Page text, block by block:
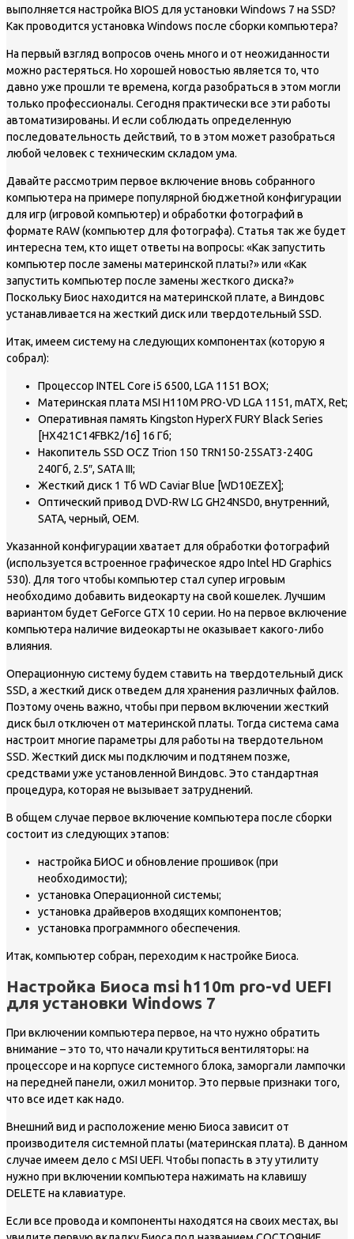
выполняется настройка BIOS для установки Windows 7 на SSD?
Как проводится установка Windows после сборки компьютера?
На первый взгляд вопросов очень много и от неожиданности
можно растеряться. Но хорошей новостью является то, что
давно уже прошли те времена, когда разобраться в этом могли
только профессионалы. Сегодня практически все эти работы
автоматизированы. И если соблюдать определенную
последовательность действий, то в этом может разобраться
любой человек с техническим складом ума.
Давайте рассмотрим первое включение вновь собранного
компьютера на примере популярной бюджетной конфигурации
для игр (игровой компьютер) и обработки фотографий в
формате RAW (компьютер для фотографа). Статья так же будет
интересна тем, кто ищет ответы на вопросы: «Как запустить
компьютер после замены материнской платы?» или «Как
запустить компьютер после замены жесткого диска?»
Поскольку Биос находится на материнской плате, а Виндовс
устанавливается на жесткий диск или твердотельный SSD.
Итак, имеем систему на следующих компонентах (которую я
собрал):
Процессор INTEL Core i5 6500, LGA 1151 BOX;
Материнская плата MSI H110M PRO-VD LGA 1151, mATX, Ret;
Оперативная память Kingston HyperX FURY Black Series
[HX421C14FBK2/16] 16 Гб;
Накопитель SSD OCZ Trion 150 TRN150-25SAT3-240G
240Гб, 2.5″, SATA III;
Жесткий диск 1 Тб WD Caviar Blue [WD10EZEX];
Оптический привод DVD-RW LG GH24NSD0, внутренний,
SATA, черный, OEM.
Указанной конфигурации хватает для обработки фотографий
(используется встроенное графическое ядро Intel HD Graphics
530). Для того чтобы компьютер стал супер игровым
необходимо добавить видеокарту на свой кошелек. Лучшим
вариантом будет GeForce GTX 10 серии. Но на первое включение
компьютера наличие видеокарты не оказывает какого-либо
влияния.
Операционную систему будем ставить на твердотельный диск
SSD, а жесткий диск отведем для хранения различных файлов.
Поэтому очень важно, чтобы при первом включении жесткий
диск был отключен от материнской платы. Тогда система сама
настроит многие параметры для работы на твердотельном
SSD. Жесткий диск мы подключим и подтянем позже,
средствами уже установленной Виндовс. Это стандартная
процедура, которая не вызывает затруднений.
В общем случае первое включение компьютера после сборки
состоит из следующих этапов:
настройка БИОС и обновление прошивок (при
необходимости);
установка Операционной системы;
установка драйверов входящих компонентов;
установка программного обеспечения.
Итак, компьютер собран, переходим к настройке Биоса.
Настройка Биоса msi h110m pro-vd UEFI
для установки Windows 7
При включении компьютера первое, на что нужно обратить
внимание – это то, что начали крутиться вентиляторы: на
процессоре и на корпусе системного блока, заморгали лампочки
на передней панели, ожил монитор. Это первые признаки того,
что все идет как надо.
Внешний вид и расположение меню Биоса зависит от
производителя системной платы (материнская плата). В данном
случае имеем дело с MSI UEFI. Чтобы попасть в эту утилиту
нужно при включении компьютера нажимать на клавишу
DELETE на клавиатуре.
Если все провода и компоненты находятся на своих местах, вы